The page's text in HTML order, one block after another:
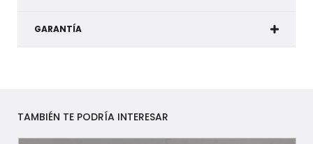
GARANTÍA
TAMBIÉN TE PODRÍA INTERESAR